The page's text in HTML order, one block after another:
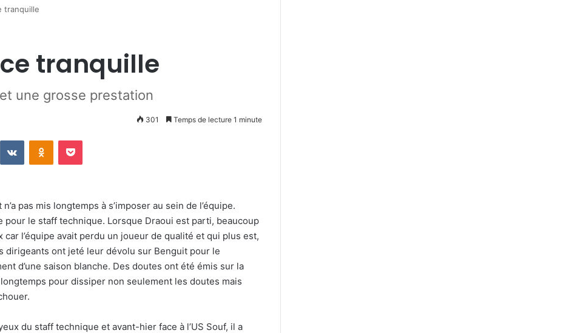
tranquille
tranquille
une grosse prestation
301 Temps de lecture 1 minute
VKontakteOdnoklassniki
Pocket
pas mis longtemps à s’imposer au sein de l’équipe.
pour le staff technique. Lorsque Draoui est parti, beaucoup
l’équipe avait perdu un joueur de qualité et qui plus est,
dirigeants ont jeté leur dévolu sur Benguit pour le
d’une saison blanche. Des doutes ont été émis sur la
pour dissiper non seulement les doutes mais
du staff technique et avant-hier face à l’US Souf, il a